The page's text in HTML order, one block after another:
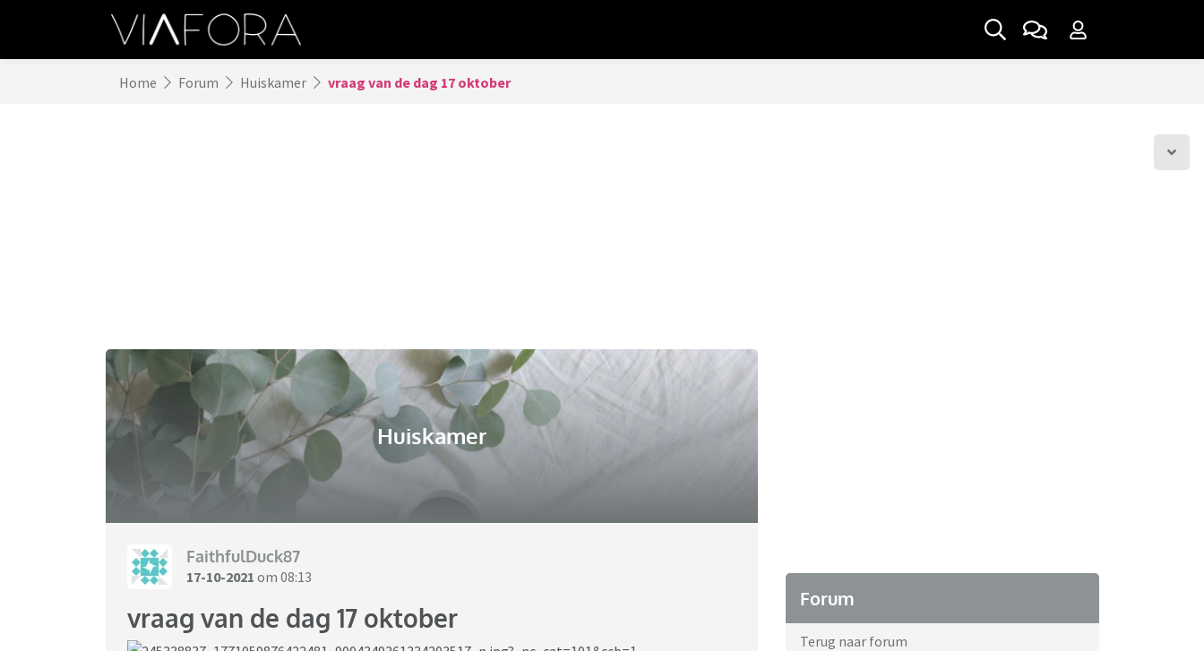
Home Forum Huiskamer vraag van de dag 17 oktober
Huiskamer
FaithfulDuck87
17-10-2021 om 08:13
vraag van de dag 17 oktober
Forum
Terug naar forum